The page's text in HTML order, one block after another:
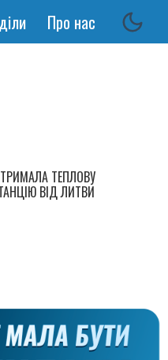
Про нас
ТЕПЛОВУ
ВІД ЛИТВИ